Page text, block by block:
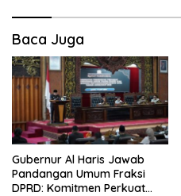
Baca Juga
Gubernur Al Haris Jawab
Pandangan Umum Fraksi
DPRD: Komitmen Perkuat